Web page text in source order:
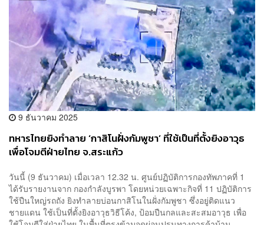
9 ธันวาคม 2025
ทหารไทยยิงทำลาย ‘กาสิโนฝั่งกัมพูชา’ ที่ใช้เป็นที่ตั้งยิงอาวุธ
เพื่อโจมตีฝ่ายไทย จ.สระแก้ว
วันนี้ (9 ธันวาคม) เมื่อเวลา 12.32 น. ศูนย์ปฏิบัติการกองทัพภาคที่ 1
ได้รับรายงานจาก กองกำลังบูรพา โดยหน่วยเฉพาะกิจที่ 11 ปฏิบัติการ
ใช้ปืนใหญ่รถถัง ยิงทำลายบ่อนกาสิโนในฝั่งกัมพูชา ซึ่งอยู่ติดแนว
ชายแดน ใช้เป็นที่ตั้งยิงอาวุธวิธีโค้ง, ป้อมปืนกลและสะสมอาวุธ เพื่อ